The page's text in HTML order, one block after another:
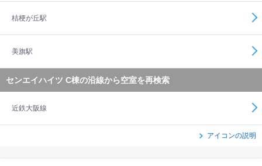
桔梗が丘駅
美旗駅
センエイハイツ C棟の沿線から空室を再検索
近鉄大阪線
アイコンの説明